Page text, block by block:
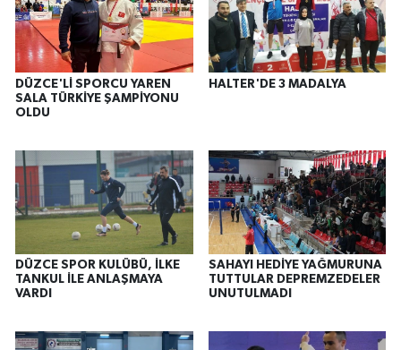
DÜZCE'Lİ SPORCU YAREN
SALA TÜRKİYE ŞAMPİYONU
OLDU
HALTER'DE 3 MADALYA
DÜZCE SPOR KULÜBÜ, İLKE
TANKUL İLE ANLAŞMAYA
VARDI
SAHAYI HEDİYE YAĞMURUNA
TUTTULAR DEPREMZEDELER
UNUTULMADI